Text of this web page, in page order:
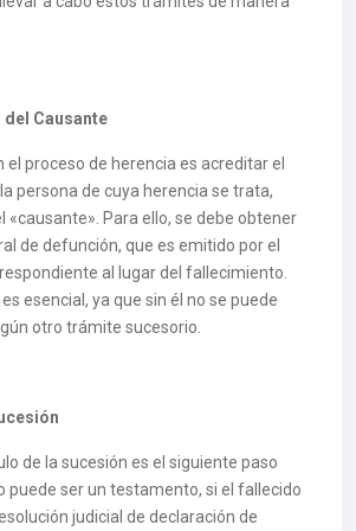
Causante
el proceso de herencia es acreditar el
persona de cuya herencia se trata,
«causante». Para ello, se debe obtener
de defunción, que es emitido por el
al lugar del fallecimiento.
esencial, ya que sin él no se puede
otro trámite sucesorio.
de la sucesión es el siguiente paso
puede ser un testamento, si el fallecido
judicial de declaración de